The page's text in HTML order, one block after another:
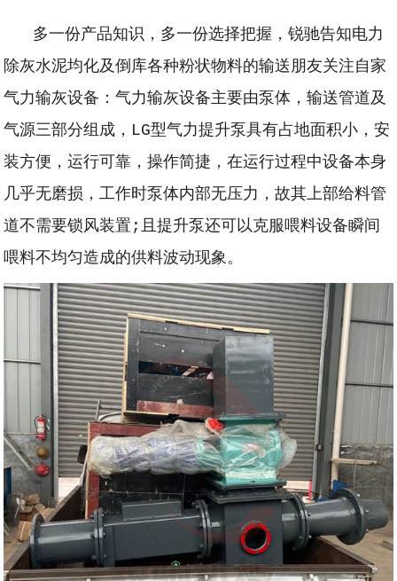
多一份产品知识，多一份选择把握，锐驰告知电力
除灰水泥均化及倒库各种粉状物料的输送朋友关注自家
气力输灰设备：气力输灰设备主要由泵体，输送管道及
气源三部分组成，LG型气力提升泵具有占地面积小，安
装方便，运行可靠，操作简捷，在运行过程中设备本身
几乎无磨损，工作时泵体内部无压力，故其上部给料管
道不需要锁风装置;且提升泵还可以克服喂料设备瞬间
喂料不均匀造成的供料波动现象。